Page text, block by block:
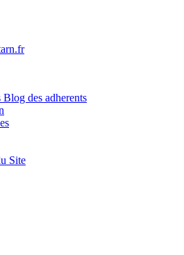
Blog des adherents
Site